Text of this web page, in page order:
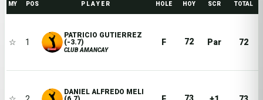
MY POS P L A Y E R HOLE HOY SCR TOTAL
☆ 1
PATRICIO GUTIERREZ
(-3.7)
CLUB AMANCAY
F 72 Par 72
DANIEL ALFREDO MELI